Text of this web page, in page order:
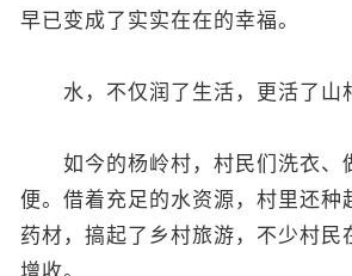
早已变成了实实在在的幸福。
水，不仅润了生活，更活了山
如今的杨岭村，村民们洗衣、
便。借着充足的水资源，村里还种
药材，搞起了乡村旅游，不少村民
增收。